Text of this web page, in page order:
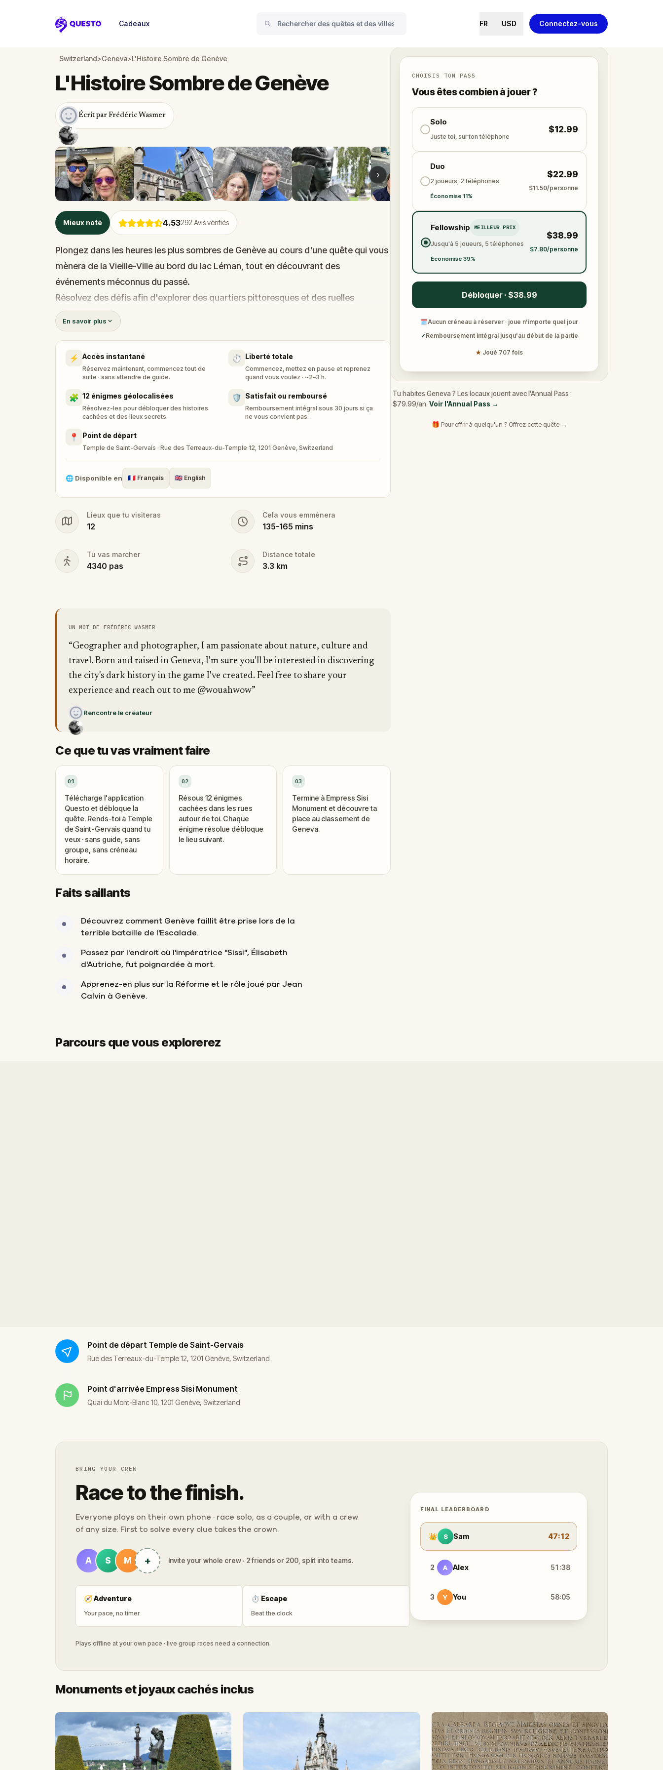
Questo
Cadeaux FR USD Connectez-vous
Switzerland>Geneva>L'Histoire Sombre de Genève
›
Mieux noté 4.53292 Avis vérifiés
L'Histoire Sombre de Genève
Écrit par Frédéric Wasmer
Plongez dans les heures les plus sombres de Genève au cours d'une quête qui vous
mènera de la Vieille-Ville au bord du lac Léman, tout en découvrant des
événements méconnus du passé.
Résolvez des défis afin d'explorer des quartiers pittoresques et des ruelles
méconnues. Votre mission vous emmènera également au Parc des Bastions, à la
Place du Molard et à d'autres lieux liés à une histoire sinistre.
Êtes-vous prêt à affronter le sombre passé de Genève?
En savoir plus
⚡ Accès instantané
Réservez maintenant, commencez tout de
suite · sans attendre de guide.
⏱️ Liberté totale
Commencez, mettez en pause et reprenez
quand vous voulez · ~2–3 h.
🧩 12 énigmes géolocalisées
Résolvez-les pour débloquer des histoires
cachées et des lieux secrets.
🛡️ Satisfait ou remboursé
Remboursement intégral sous 30 jours si ça
ne vous convient pas.
📍 Point de départ
Temple de Saint-Gervais · Rue des Terreaux-du-Temple 12, 1201 Genève, Switzerland
🌐 Disponible en 🇫🇷 Français 🇬🇧 English
Lieux que tu visiteras
12
Cela vous emmènera
135-165 mins
Tu vas marcher
4340 pas
Distance totale
3.3 km
UN MOT DE FRÉDÉRIC WASMER
“Geographer and photographer, I am passionate about nature, culture and
travel. Born and raised in Geneva, I'm sure you'll be interested in discovering
the city's dark history in the game I've created. Feel free to share your
experience and reach out to me @wouahwow”
Rencontre le créateur
Ce que tu vas vraiment faire
01
Télécharge l'application
Questo et débloque la
quête. Rends-toi à Temple
de Saint-Gervais quand tu
veux · sans guide, sans
groupe, sans créneau
horaire.
02
Résous 12 énigmes
cachées dans les rues
autour de toi. Chaque
énigme résolue débloque
le lieu suivant.
03
Termine à Empress Sisi
Monument et découvre ta
place au classement de
Geneva.
Faits saillants
Découvrez comment Genève faillit être prise lors de la
terrible bataille de l'Escalade.
Passez par l'endroit où l'impératrice "Sissi", Élisabeth
d'Autriche, fut poignardée à mort.
Apprenez-en plus sur la Réforme et le rôle joué par Jean
Calvin à Genève.
CHOISIS TON PASS
Vous êtes combien à jouer ?
Solo
Juste toi, sur ton téléphone
$12.99
Duo
2 joueurs, 2 téléphones
Économise 11%
$22.99
$11.50/personne
Fellowship MEILLEUR PRIX
Jusqu'à 5 joueurs, 5 téléphones
Économise 39%
$38.99
$7.80/personne
Débloquer · $38.99
🗓Aucun créneau à réserver · joue n’importe quel jour
✓Remboursement intégral jusqu'au début de la partie
★ Joué 707 fois
Tu habites Geneva ? Les locaux jouent avec l'Annual Pass :
$79.99/an. Voir l'Annual Pass →
🎁 Pour offrir à quelqu'un ? Offrez cette quête →
Parcours que vous explorerez
Point de départ Temple de Saint-Gervais
Rue des Terreaux-du-Temple 12, 1201 Genève, Switzerland
Point d'arrivée Empress Sisi Monument
Quai du Mont-Blanc 10, 1201 Genève, Switzerland
BRING YOUR CREW
Race to the finish.
Everyone plays on their own phone · race solo, as a couple, or with a crew
of any size. First to solve every clue takes the crown.
A S M + Invite your whole crew · 2 friends or 200, split into teams.
🧭Adventure
Your pace, no timer
⏱ Escape
Beat the clock
Plays offline at your own pace · live group races need a connection.
FINAL LEADERBOARD
👑 S Sam 47:12
2 A Alex 51:38
3 Y You 58:05
Monuments et joyaux cachés inclus